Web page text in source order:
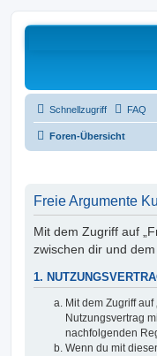
Schnellzugriff FAQ
Foren-Übersicht
Freie Argumente
Mit dem Zugriff auf
zwischen dir und
1.
Mit dem Zugriff
Nutzungsvertrag
nachfolgenden
Wenn du mit